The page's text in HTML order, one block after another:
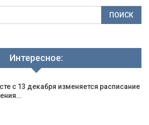
Интересное:
с 13 декабря изменяется расписание